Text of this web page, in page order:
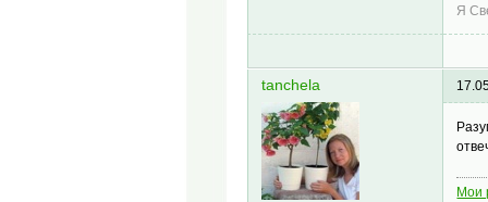
Я
tanchela
Мои